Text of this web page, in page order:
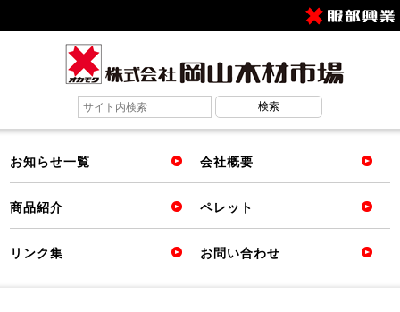
お知らせ一覧 会社概要
商品紹介 ペレット
リンク集 お問い合わせ